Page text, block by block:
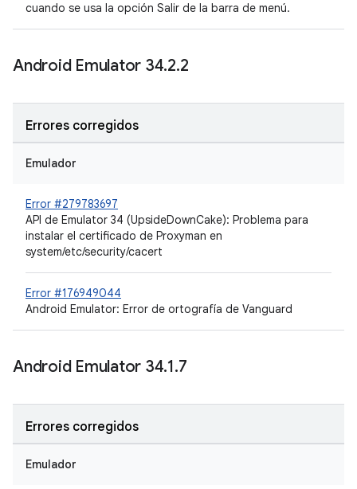
cuando se usa la opción Salir de la barra de menú.
Android Emulator 34.2.2
Errores corregidos
Emulador
Error #279783697
API de Emulator 34 (UpsideDownCake): Problema para
instalar el certificado de Proxyman en
system/etc/security/cacert
Error #176949044
Android Emulator: Error de ortografía de Vanguard
Android Emulator 34.1.7
Errores corregidos
Emulador